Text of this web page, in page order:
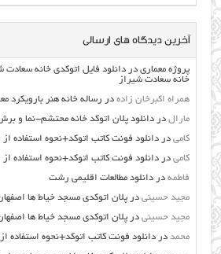
آخرین دیدگاه های ارسالی
پروژه معماری دردانلود فایل اتوکدی خانه سعادت
خانه سعادت شیراز
همراه اکبرخان زاده در رساله خانه هنر بارویکرد
مارال دردانلود پلان اتوکد خانه محتشم-نما و
کامی دردانلود فونت کاتب اتوکد+نحوه استفاده
کامی دردانلود فونت کاتب اتوکد+نحوه استفاده
فاطمه دردانلود مطالعات اقليمي رشت
مجید حسینی درپلان اتوکدی مسجد خیاط ها
مجید حسینی درپلان اتوکدی مسجد خیاط ها
محمد دردانلود فونت کاتب اتوکد+نحوه استفاده